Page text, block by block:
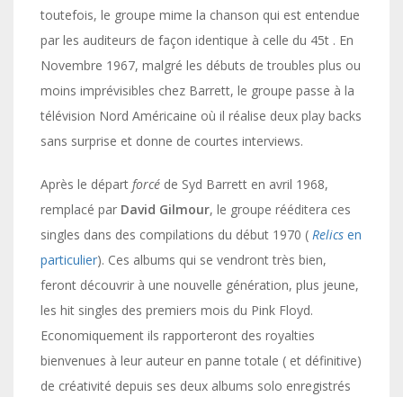
toutefois, le groupe mime la chanson qui est entendue
par les auditeurs de façon identique à celle du 45t . En
Novembre 1967, malgré les débuts de troubles plus ou
moins imprévisibles chez Barrett, le groupe passe à la
télévision Nord Américaine où il réalise deux play backs
sans surprise et donne de courtes interviews.
Après le départ forcé de Syd Barrett en avril 1968,
remplacé par David Gilmour, le groupe rééditera ces
singles dans des compilations du début 1970 ( Relics en
particulier). Ces albums qui se vendront très bien,
feront découvrir à une nouvelle génération, plus jeune,
les hit singles des premiers mois du Pink Floyd.
Economiquement ils rapporteront des royalties
bienvenues à leur auteur en panne totale ( et définitive)
de créativité depuis ses deux albums solo enregistrés